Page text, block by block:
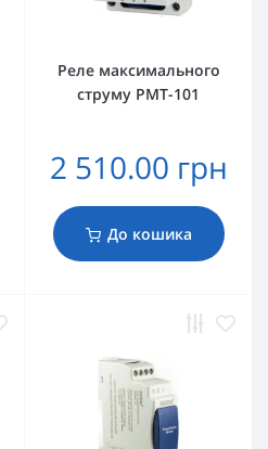
Реле максимального
струму РМТ-101
2 510.00 грн
До кошика